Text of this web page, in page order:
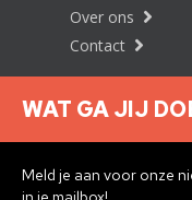
Over ons
Contact
WAT GA JIJ
Meld je aan voor onze